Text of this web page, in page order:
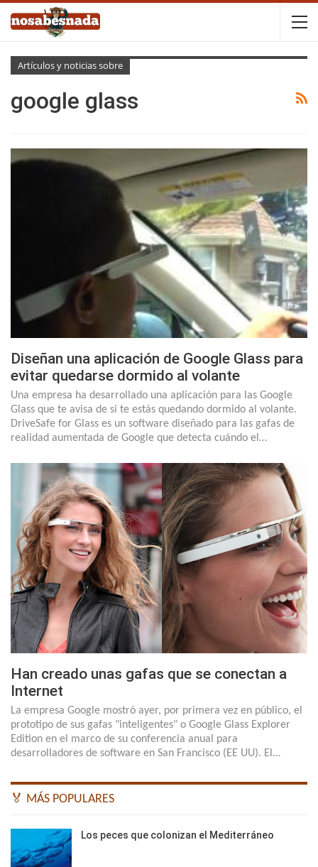
Artículos y noticias sobre
google glass
Diseñan una aplicación de Google Glass para
evitar quedarse dormido al volante
Una empresa ha desarrollado una aplicación para las Google
Glass que te avisa de si te estás quedando dormido al volante.
DriveSafe for Glass es un software diseñado para las gafas de
realidad aumentada de Google que detecta cuándo el…
Han creado unas gafas que se conectan a
Internet
La empresa Google mostró ayer, por primera vez en público, el
prototipo de sus gafas "inteligentes" o Google Glass Explorer
Edition en el marco de su conferencia anual para
desarrolladores de software en San Francisco (EE UU). El…
🏅 MÁS POPULARES
Los peces que colonizan el Mediterráneo